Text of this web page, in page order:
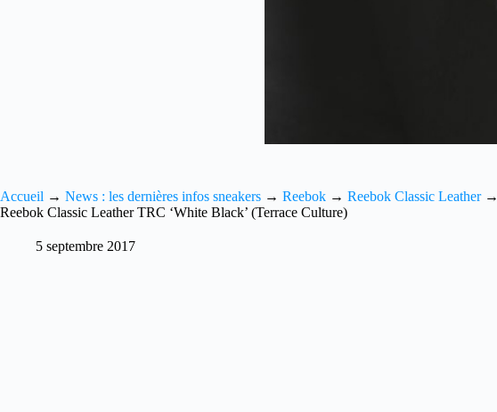
Accueil → News : les dernières infos sneakers → Reebok → Reebok Classic Leather→
Reebok Classic Leather TRC ‘White Black’ (Terrace Culture)
5 septembre 2017